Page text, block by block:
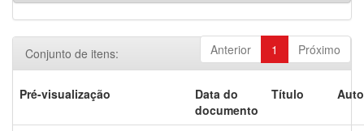
Anterior 1 Próximo
Conjunto de itens:
Pré-visualização
Data do
documento
Título